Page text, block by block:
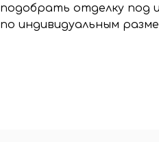
подобрать отделку под
по индивидуальным